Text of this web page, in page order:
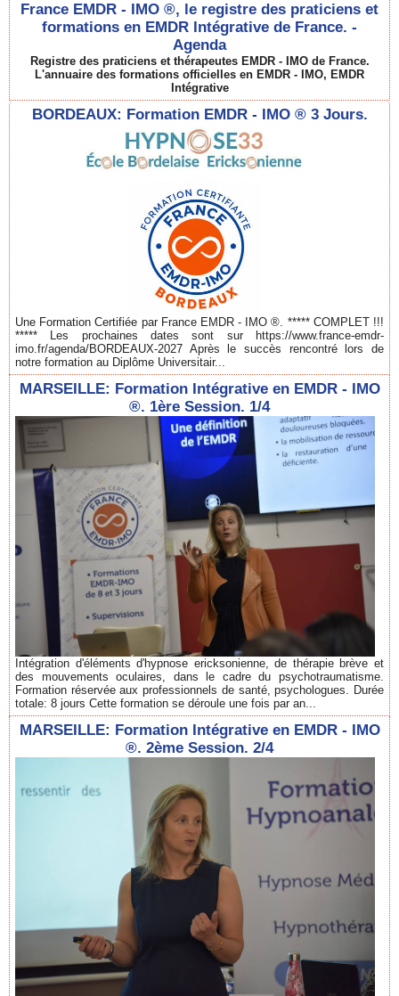
France EMDR - IMO ®, le registre des praticiens et
formations en EMDR Intégrative de France. -
Agenda
Registre des praticiens et thérapeutes EMDR - IMO de France.
L'annuaire des formations officielles en EMDR - IMO, EMDR
Intégrative
BORDEAUX: Formation EMDR - IMO ® 3 Jours.
Une Formation Certifiée par France EMDR - IMO ®. ***** COMPLET !!!
***** Les prochaines dates sont sur https://www.france-emdr-
imo.fr/agenda/BORDEAUX-2027 Après le succès rencontré lors de
notre formation au Diplôme Universitair...
MARSEILLE: Formation Intégrative en EMDR - IMO
®. 1ère Session. 1/4
Intégration d'éléments d'hypnose ericksonienne, de thérapie brève et
des mouvements oculaires, dans le cadre du psychotraumatisme.
Formation réservée aux professionnels de santé, psychologues. Durée
totale: 8 jours Cette formation se déroule une fois par an...
MARSEILLE: Formation Intégrative en EMDR - IMO
®. 2ème Session. 2/4